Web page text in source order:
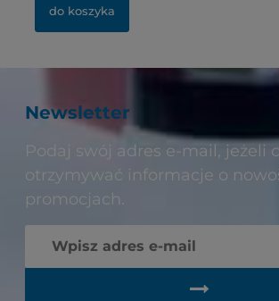
do koszyka
Newsletter
Podaj swój adres e-mail, jeżeli
otrzymywać informacje o
promocjach.